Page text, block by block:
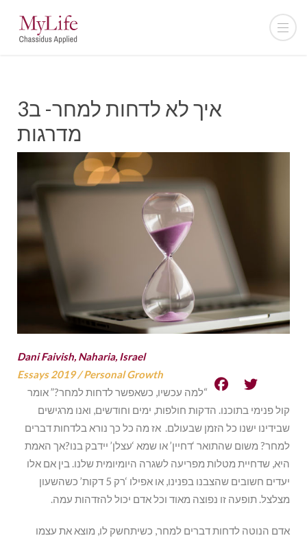
איך לא לדחות למחר- ב3
מדרגות
Dani Faivish, Naharia, Israel
Essays 2019/Personal Growth
“למה עכשיו, כשאפשר לדחות למחר?” אומר
קול פנימי בתוכנו. הדקות חולפות, ימים וחודשים, ואנו מרגישים
שבידינו ישנו כל הזמן שבעולם. אז מה כל כך נורא בלדחות דברים
למחר? משום שהתואר ‘דחיין’ או שמא ‘עצלן’ יידבק בנו?אך האמת
היא, שדחיית מטלות מפריעה לשגרה היומיומית שלנו. בין אם אלו
יעדים חשובים שהצבנו בפנינו, או אפילו ‘רק 5 דקות’ כשהשעון
מצלצל. תופעה זו נפוצה מאוד וכל אדם יכול להזדהות עמה.
אדם הנוטה לדחות דברים למחר, כשיתחשק לו, מוצא את עצמו